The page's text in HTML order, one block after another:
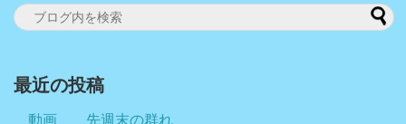
最近の投稿
動画 先週末の群れ